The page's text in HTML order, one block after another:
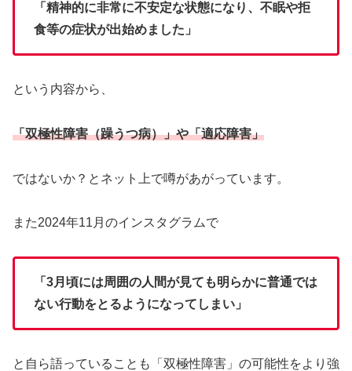
「精神的に非常に不安定な状態になり、不眠や拒
食等の症状が出始めました」
という内容から、
「双極性障害（躁うつ病）」や「適応障害」
ではないか？とネット上で噂があがっています。
また2024年11月のインスタグラムで
「3月頃には周囲の人間が見ても明らかに普通では
ない行動をとるようになってしまい」
と自ら語っていることも「双極性障害」の可能性をより強